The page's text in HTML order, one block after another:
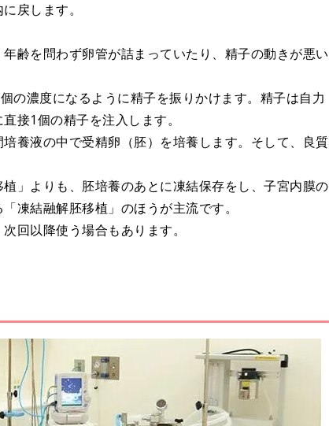
戻します。
齢を問わず卵管が詰まっていたり、精子の動きが悪い
の濃度になるように精子を振りかけます。精子は自力
接1個の精子を注入します。
養液の中で受精卵（胚）を培養します。そして、良質
」よりも、胚培養のあとに凍結保存をし、子宮内膜の
凍結融解胚移植」のほうが主流です。
回以降使う場合もあります。